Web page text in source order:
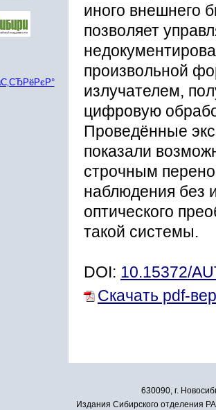
иного внешнего
позволяет
произвольной
излучателем,
цифровую
Проведённые
показали
строчным
наблюдения без
оптического
такой системы.
DOI: 10.15372/
Скачать pdf-
630090, г.
Издания Сибирского отделения